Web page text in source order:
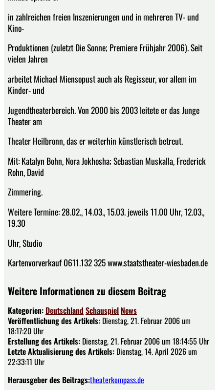
in zahlreichen freien Inszenierungen und in mehreren TV- und
Kino-
Produktionen (zuletzt Die Sonne; Premiere Frühjahr 2006). Seit
vielen Jahren
arbeitet Michael Miensopust auch als Regisseur, vor allem im
Kinder- und
Jugendtheaterbereich. Von 2000 bis 2003 leitete er das Junge
Theater am
Theater Heilbronn, das er weiterhin künstlerisch betreut.
Mit: Katalyn Bohn, Nora Jokhosha; Sebastian Muskalla, Frederick
Rohn, David
Zimmering.
Weitere Termine: 28.02., 14.03., 15.03. jeweils 11.00 Uhr, 12.03.,
19.30
Uhr, Studio
Kartenvorverkauf 0611.132 325 www.staatstheater-wiesbaden.de
Weitere Informationen zu diesem Beitrag
Kategorien: Deutschland Schauspiel News
Veröffentlichung des Artikels: Dienstag, 21. Februar 2006 um
18:17:20 Uhr
Erstellung des Artikels: Dienstag, 21. Februar 2006 um 18:14:55 Uhr
Letzte Aktualisierung des Artikels: Dienstag, 14. April 2026 um
22:33:11 Uhr
Herausgeber des Beitrags:theaterkompass.de